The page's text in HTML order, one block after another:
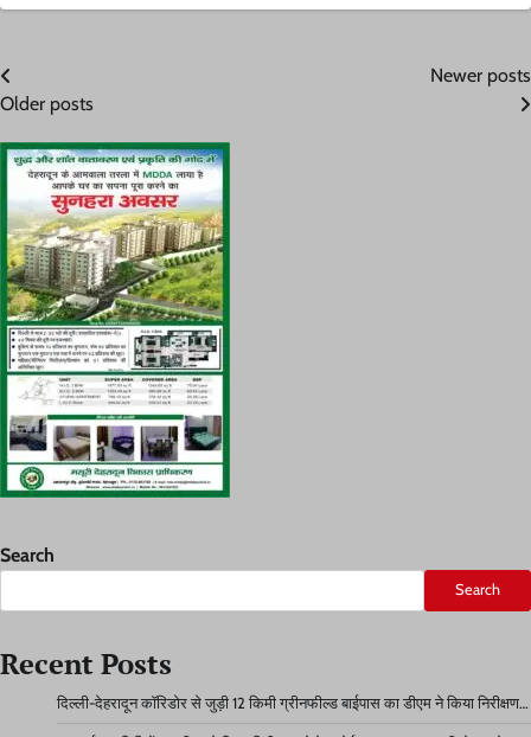
Posts
navigation
Older posts
Newer posts
Search
Search
Recent Posts
दिल्ली-देहरादून कॉरिडोर से जुड़ी 12 किमी ग्रीनफील्ड बाईपास का डीएम ने किया निरीक्षण…